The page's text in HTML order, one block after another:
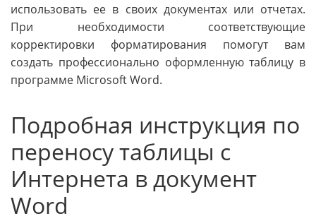
использовать ее в своих документах или отчетах.
При необходимости соответствующие
корректировки форматирования помогут вам
создать профессионально оформленную таблицу в
программе Microsoft Word.
Подробная инструкция по
переносу таблицы с
Интернета в документ
Word